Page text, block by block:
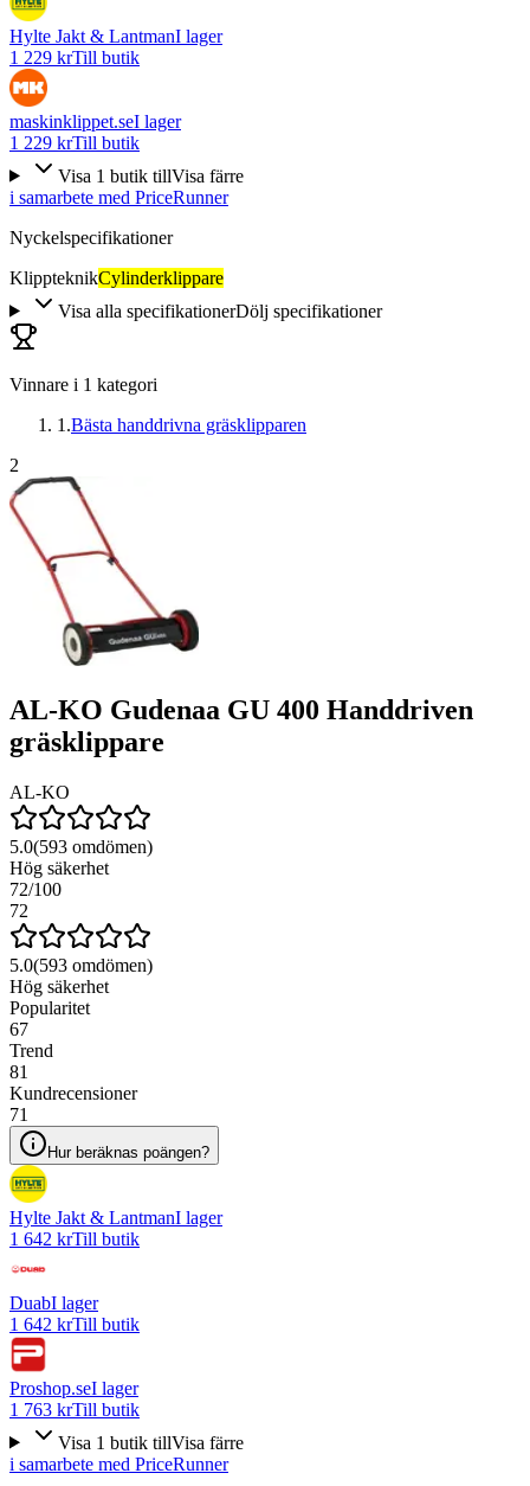
Hylte Jakt & LantmanI lager
1 229 krTill butik
maskinklippet.seI lager
1 229 krTill butik
Visa 1 butik tillVisa färre
i samarbete med PriceRunner
Nyckelspecifikationer
KlippteknikCylinderklippare
Visa alla specifikationerDölj specifikationer
Vinnare i 1 kategori
1 .Bästa handdrivna gräsklipparen
2
AL-KO Gudenaa GU 400 Handdriven
gräsklippare
AL-KO
5.0(593 omdömen)
Hög säkerhet
72/100
72
5.0(593 omdömen)
Hög säkerhet
Popularitet
67
Trend
81
Kundrecensioner
71
Hur beräknas poängen?
Hylte Jakt & LantmanI lager
1 642 krTill butik
DuabI lager
1 642 krTill butik
Proshop.seI lager
1 763 krTill butik
Visa 1 butik tillVisa färre
i samarbete med PriceRunner